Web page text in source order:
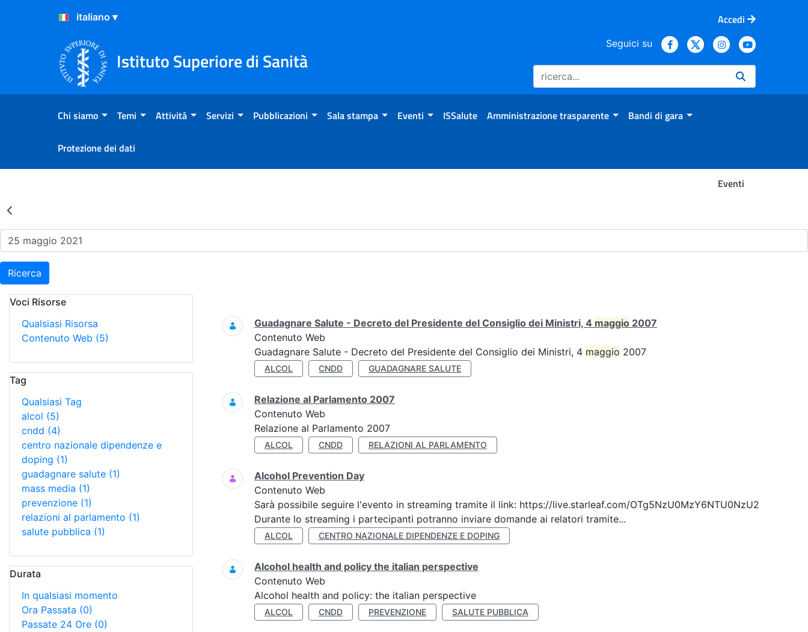
Salta al Contenuto
Salta al Footer
Accedi
Istituto Superiore di Sanità
Seguici su
Chi siamo Temi Attività Servizi Pubblicazioni Sala stampa Eventi ISSalute Amministrazione trasparente Bandi di gara
Protezione dei dati
Eventi
Risultati della Ricerca - Eventi
Ricerca
Voci Risorse
Qualsiasi Risorsa
Contenuto Web (5)
Tag
Qualsiasi Tag
alcol (5)
cndd (4)
centro nazionale dipendenze e
doping (1)
guadagnare salute (1)
mass media (1)
prevenzione (1)
relazioni al parlamento (1)
salute pubblica (1)
Durata
In qualsiasi momento
Ora Passata (0)
Passate 24 Ore (0)
Ricerca
Guadagnare Salute - Decreto del Presidente del Consiglio dei Ministri, 4 maggio 2007
Contenuto Web
Guadagnare Salute - Decreto del Presidente del Consiglio dei Ministri, 4 maggio 2007
ALCOL CNDD GUADAGNARE SALUTE
Relazione al Parlamento 2007
Contenuto Web
Relazione al Parlamento 2007
ALCOL CNDD RELAZIONI AL PARLAMENTO
Alcohol Prevention Day
Contenuto Web
Sarà possibile seguire l'evento in streaming tramite il link: https://live.starleaf.com/OTg5NzU0MzY6NTU0NzU2
Durante lo streaming i partecipanti potranno inviare domande ai relatori tramite...
ALCOL CENTRO NAZIONALE DIPENDENZE E DOPING
Alcohol health and policy the italian perspective
Contenuto Web
Alcohol health and policy: the italian perspective
ALCOL CNDD PREVENZIONE SALUTE PUBBLICA